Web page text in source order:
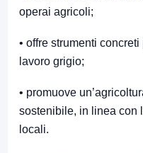
operai agricoli;
• offre strumenti
lavoro grigio;
• promuove
sostenibile, in linea con
locali.